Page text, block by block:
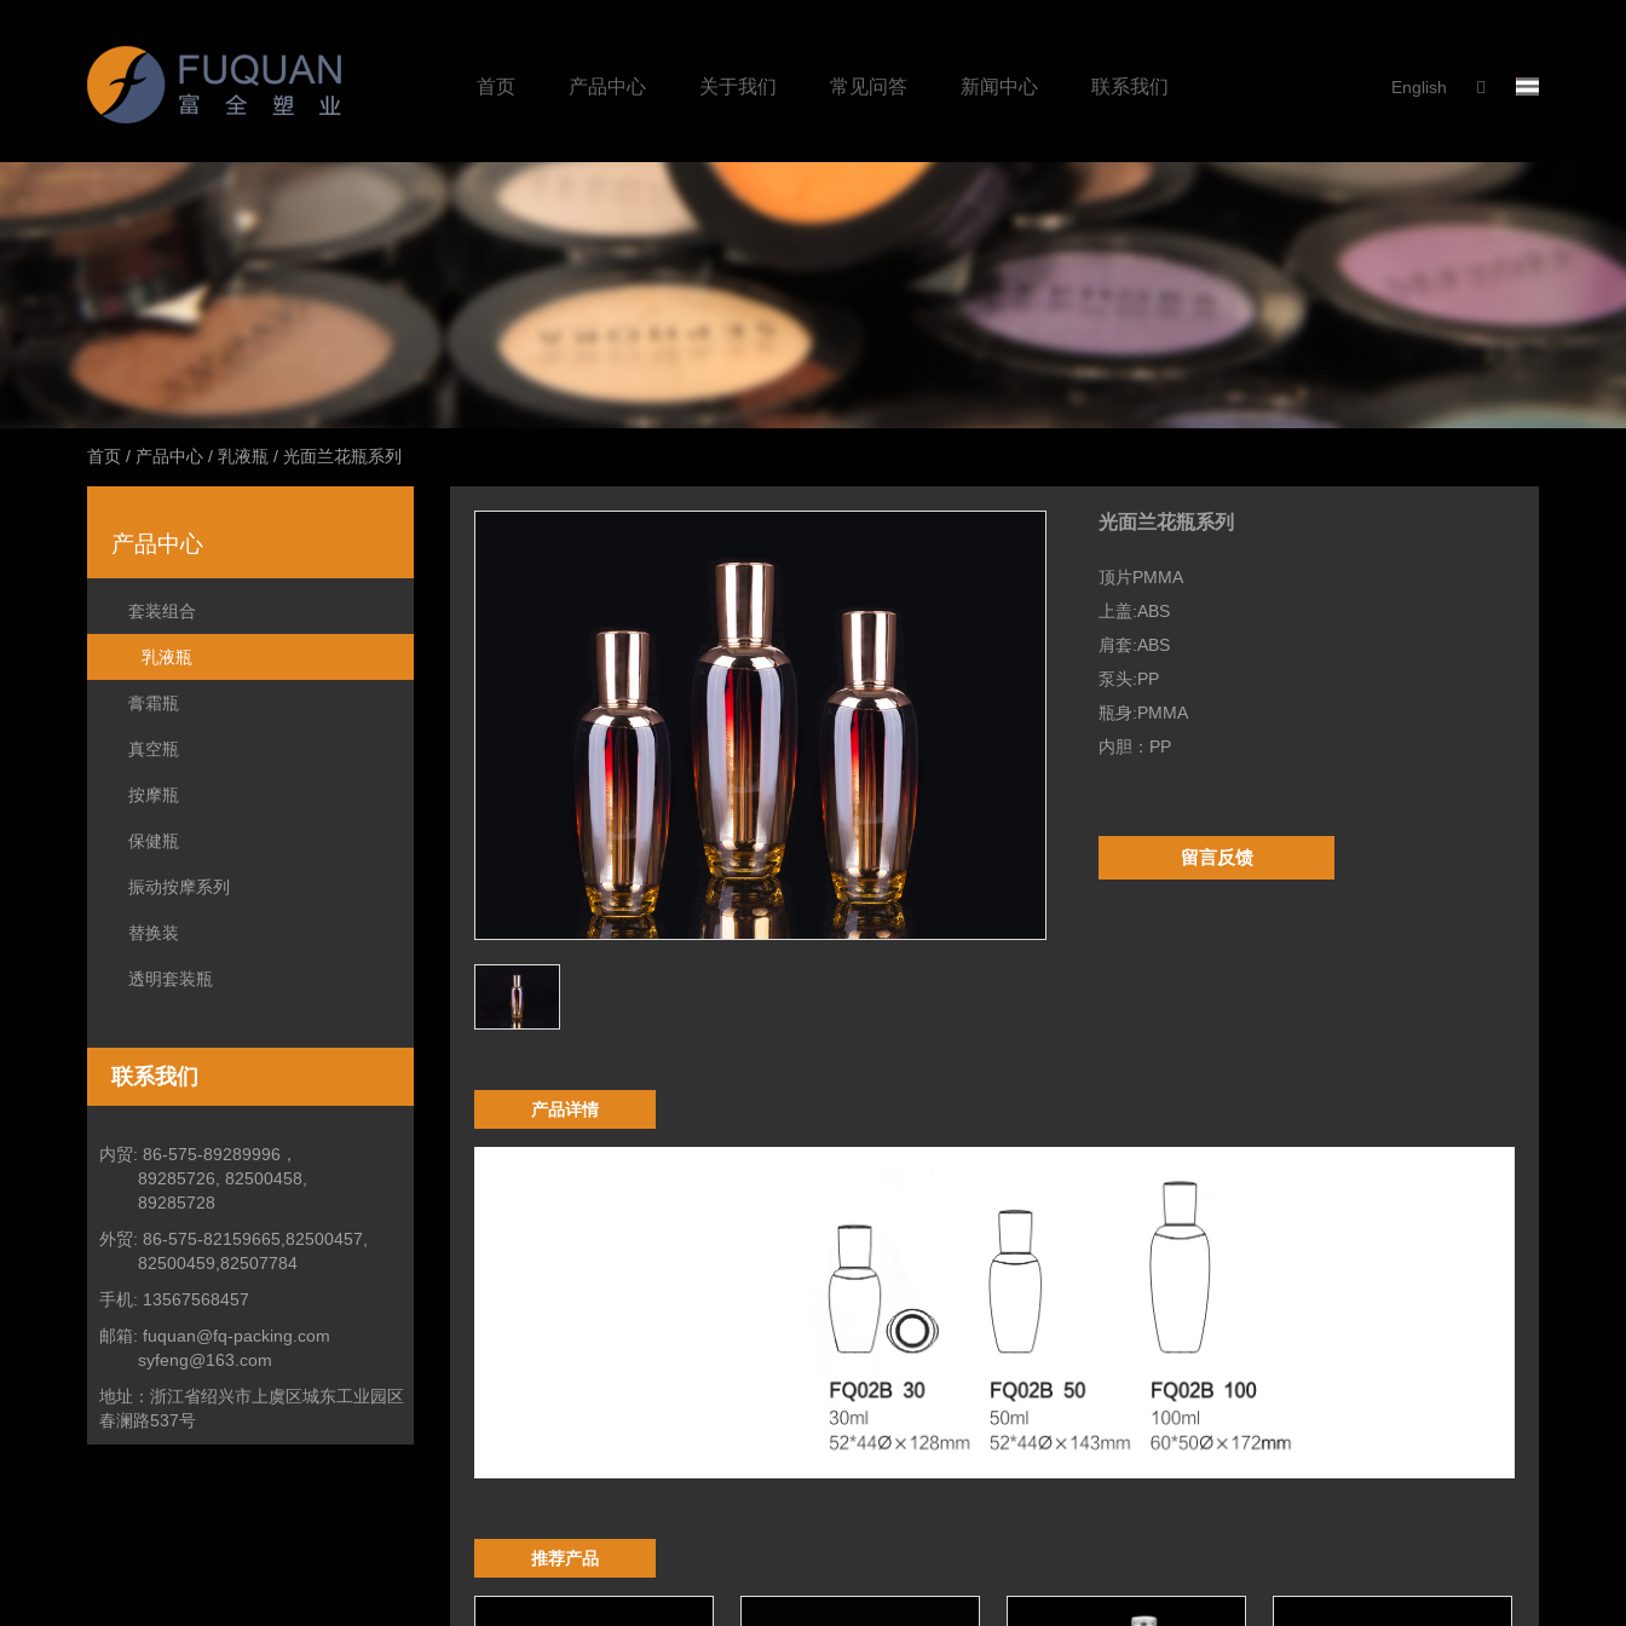
首页 产品中心 关于我们 常见问答 新闻中心 联系我们 English
首页 / 产品中心 / 乳液瓶 / 光面兰花瓶系列
产品中心
套装组合
乳液瓶
膏霜瓶
真空瓶
按摩瓶
保健瓶
振动按摩系列
替换装
透明套装瓶
联系我们
内贸: 86-575-89289996，
89285726, 82500458,
89285728
外贸: 86-575-82159665,82500457,
82500459,82507784
手机: 13567568457
邮箱: fuquan@fq-packing.com
syfeng@163.com
地址： 浙江省绍兴市上虞区城东工业园区
春澜路537号
光面兰花瓶系列
顶片PMMA
上盖:ABS
肩套:ABS
泵头:PP
瓶身:PMMA
内胆：PP
留言反馈
产品详情
推荐产品